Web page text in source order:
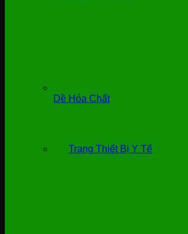
Dề Hóa Chất
Trang Thiết Bị Y Tế